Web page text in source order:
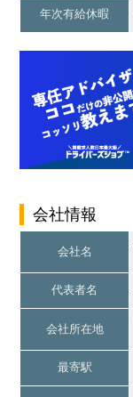
年次有給休暇
会社情報
会社名
代表者名
会社所在地
最寄駅